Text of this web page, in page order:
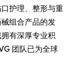
护理、整形与重
组合产品的发
有深厚专业积
团队已为全球